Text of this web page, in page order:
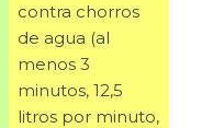
contra chorros
de agua (al
menos 3
minutos, 12,5
litros por minuto,